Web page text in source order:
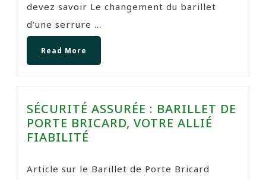
devez savoir Le changement du barillet
d’une serrure ...
Read More
SÉCURITÉ ASSURÉE : BARILLET DE
PORTE BRICARD, VOTRE ALLIÉ
FIABILITÉ
Article sur le Barillet de Porte Bricard